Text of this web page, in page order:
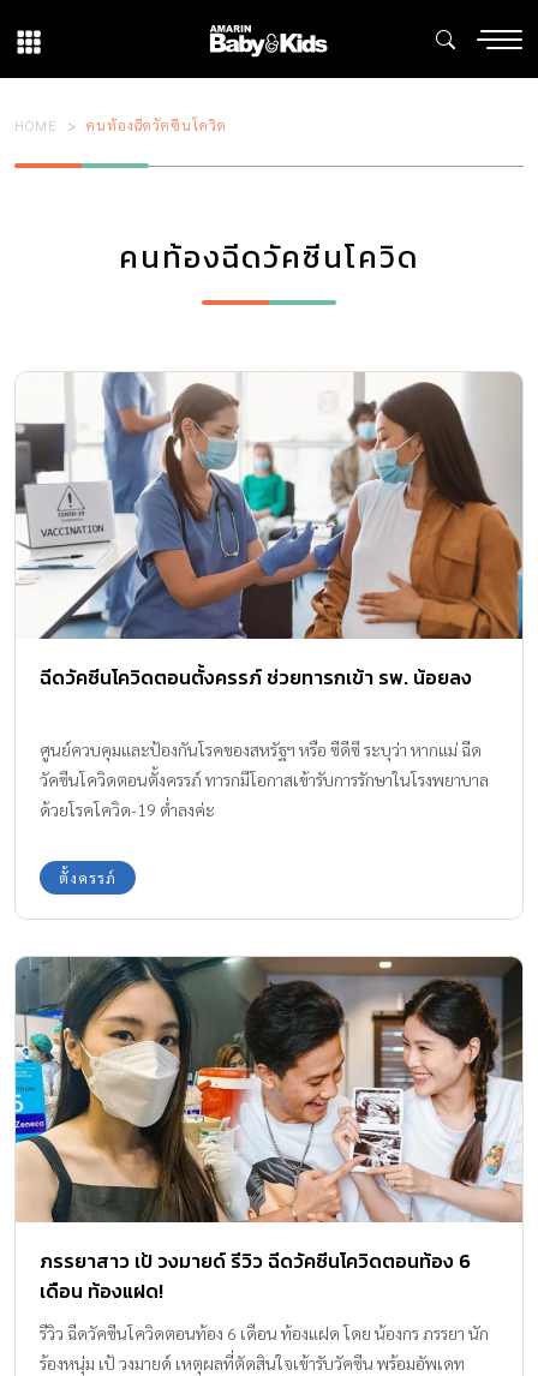
HOME คนท้องฉีดวัคซีนโควิด
คนท้องฉีดวัคซีนโควิด
ฉีดวัคซีนโควิดตอนตั้งครรภ์ ช่วยทารกเข้า รพ. น้อยลง
ศูนย์ควบคุมและป้องกันโรคของสหรัฐฯ หรือ ซีดีซี ระบุว่า หากแม่ ฉีด
วัคซีนโควิดตอนตั้งครรภ์ ทารกมีโอกาสเข้ารับการรักษาในโรงพยาบาล
ด้วยโรคโควิด-19 ต่ำลงค่ะ
ตั้งครรภ์
ภรรยาสาว เป้ วงมายด์ รีวิว ฉีดวัคซีนโควิดตอนท้อง 6
เดือน ท้องแฝด!
รีวิว ฉีดวัคซีนโควิดตอนท้อง 6 เดือน ท้องแฝด โดย น้องกร ภรรยา นัก
ร้องหนุ่ม เป้ วงมายด์ เหตุผลที่ตัดสินใจเข้ารับวัคซีน พร้อมอัพเดท